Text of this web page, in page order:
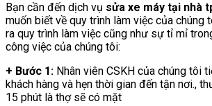
Bạn cần đến dịch vụ sửa xe máy tại nhà
muốn biết về quy trình làm việc của
ra quy trình làm việc cũng như sự tỉ mỉ
công việc của chúng tôi:
+ Bước 1: Nhân viên CSKH của chúng tôi
khách hàng và hẹn thời gian đến tận nơi.,
15 phút là thợ sẽ có mặt